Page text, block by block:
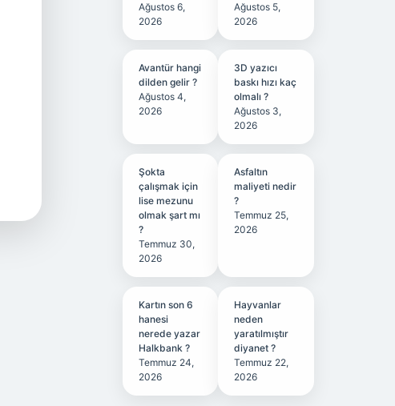
Ağustos 6,
2026
Ağustos 5,
2026
Avantür hangi
dilden gelir ?
Ağustos 4,
2026
3D yazıcı
baskı hızı kaç
olmalı ?
Ağustos 3,
2026
Şokta
çalışmak için
lise mezunu
olmak şart mı
?
Temmuz 30,
2026
Asfaltın
maliyeti nedir
?
Temmuz 25,
2026
Kartın son 6
hanesi
nerede yazar
Halkbank ?
Temmuz 24,
2026
Hayvanlar
neden
yaratılmıştır
diyanet ?
Temmuz 22,
2026